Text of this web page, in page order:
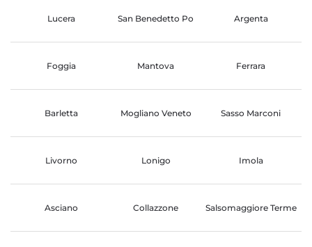
Lucera San Benedetto Po Argenta
Foggia Mantova Ferrara
Barletta Mogliano Veneto Sasso Marconi
Livorno Lonigo Imola
Asciano Collazzone Salsomaggiore Terme